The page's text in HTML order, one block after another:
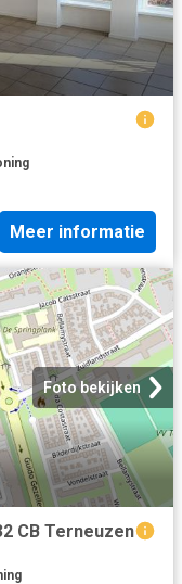
Meer informatie
Foto bekijken
CB Terneuzen